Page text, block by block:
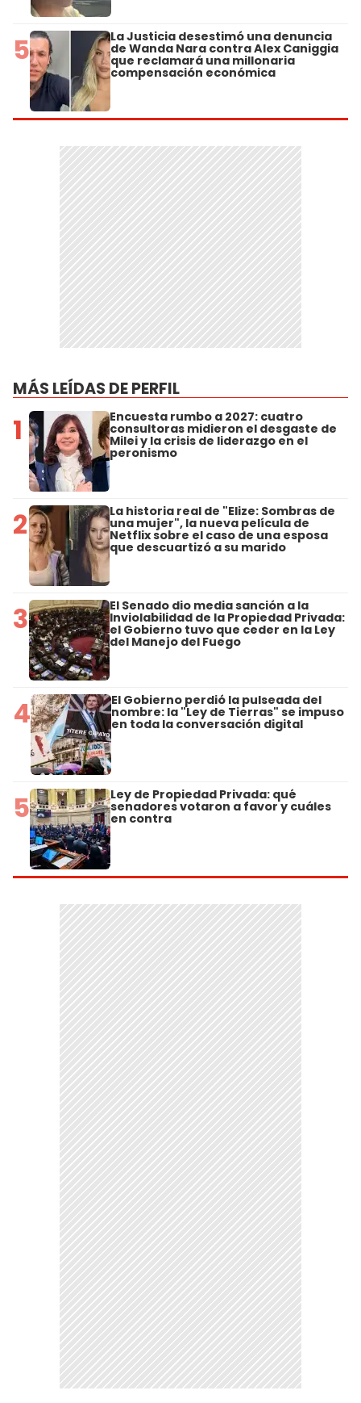
5 La Justicia desestimó una denuncia
de Wanda Nara contra Alex Caniggia
que reclamará una millonaria
compensación económica
MÁS LEÍDAS DE PERFIL
1 Encuesta rumbo a 2027: cuatro
consultoras midieron el desgaste de
Milei y la crisis de liderazgo en el
peronismo
2 La historia real de "Elize: Sombras de
una mujer", la nueva película de
Netflix sobre el caso de una esposa
que descuartizó a su marido
3 El Senado dio media sanción a la
Inviolabilidad de la Propiedad Privada:
el Gobierno tuvo que ceder en la Ley
del Manejo del Fuego
4 El Gobierno perdió la pulseada del
nombre: la "Ley de Tierras" se impuso
en toda la conversación digital
5 Ley de Propiedad Privada: qué
senadores votaron a favor y cuáles
en contra